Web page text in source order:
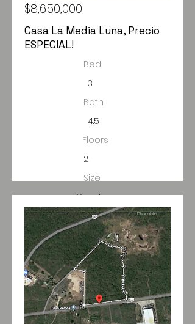
$8,650,000
Casa La Media Luna, Precio
ESPECIAL!
Bed
3
Bath
4.5
Floors
2
Size
Construc
ción:
367m2
Disponible